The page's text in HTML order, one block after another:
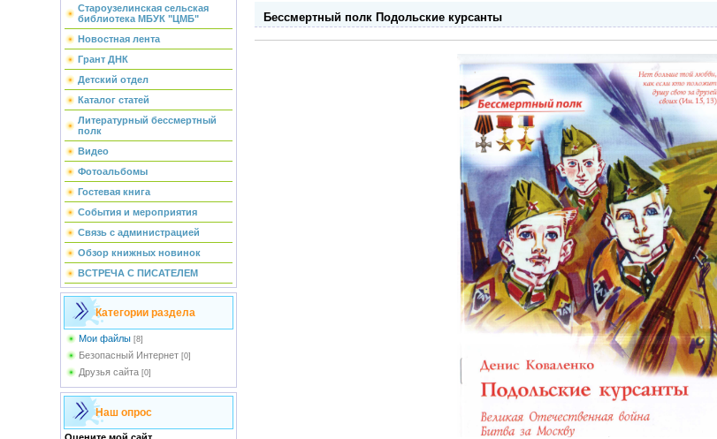
Староузелинская сельская
библиотека МБУК "ЦМБ"
Новостная лента
Грант ДНК
Детский отдел
Каталог статей
Литературный бессмертный
полк
Видео
Фотоальбомы
Гостевая книга
События и мероприятия
Связь с администрацией
Обзор книжных новинок
ВСТРЕЧА С ПИСАТЕЛЕМ
Категории раздела
Мои файлы [8]
Безопасный Интернет [0]
Друзья сайта [0]
Наш опрос
Бессмертный полк Подольские курсанты